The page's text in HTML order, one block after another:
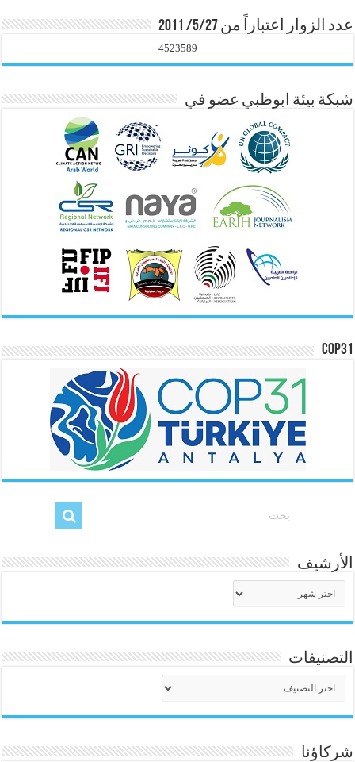
عدد الزوار اعتباراً من 5/27/ 2011
4523589
شبكة بيئة ابوظبي عضو في
COP31
الأرشيف
التصنيفات
شركاؤنا